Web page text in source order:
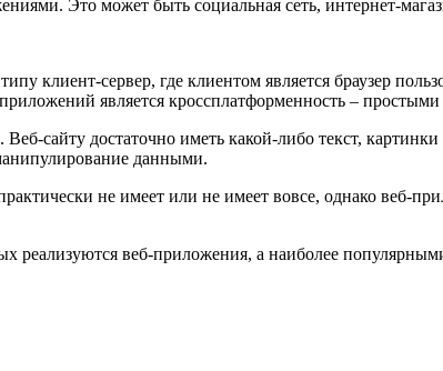
Это может быть социальная сеть, интернет-
клиент-сервер, где клиентом является браузер
является кроссплатформенность –
сайту достаточно иметь какой-либо текст,
данными.
не имеет или не имеет вовсе, однако веб-
реализуются веб-приложения, а наиболее